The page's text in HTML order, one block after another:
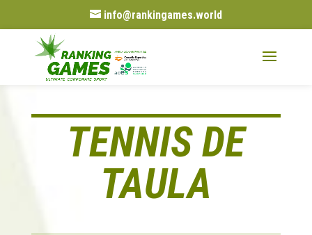
info@rankingames.world
TENNIS DE
TAULA